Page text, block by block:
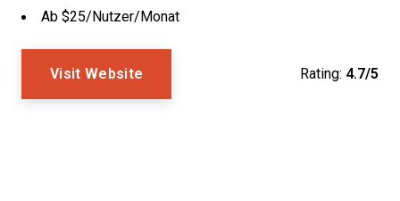
Ab $25/Nutzer/Monat
Visit Website Rating: 4.7/5